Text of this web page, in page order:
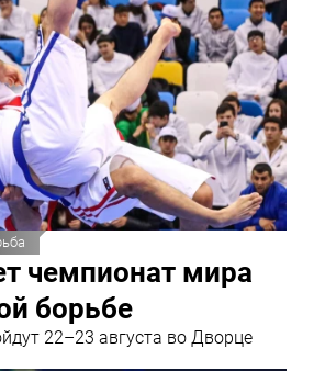
чемпионат мира
борьбе
22–23 августа во Дворце